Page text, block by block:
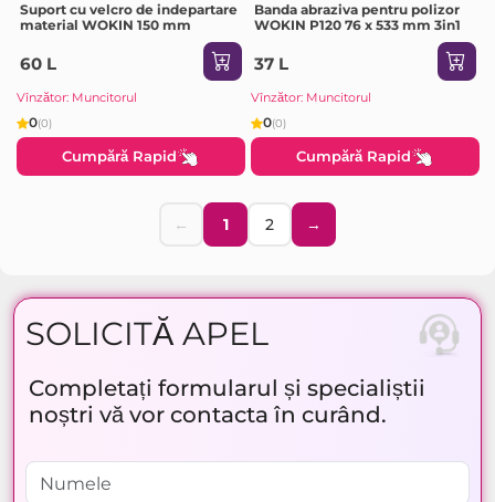
Suport cu velcro de indepartare
material WOKIN 150 mm
60 L
Vînzător: Muncitorul
0(0)
Cumpără Rapid
Banda abraziva pentru polizor
WOKIN P120 76 x 533 mm 3in1
37 L
Vînzător: Muncitorul
0(0)
Cumpără Rapid
← 1 2 →
SOLICITĂ APEL
Completați formularul și specialiștii
noștri vă vor contacta în curând.